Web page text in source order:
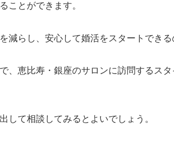
ことができます。
減らし、安心して婚活をスタートできる
、恵比寿・銀座のサロンに訪問するス
して相談してみるとよいでしょう。